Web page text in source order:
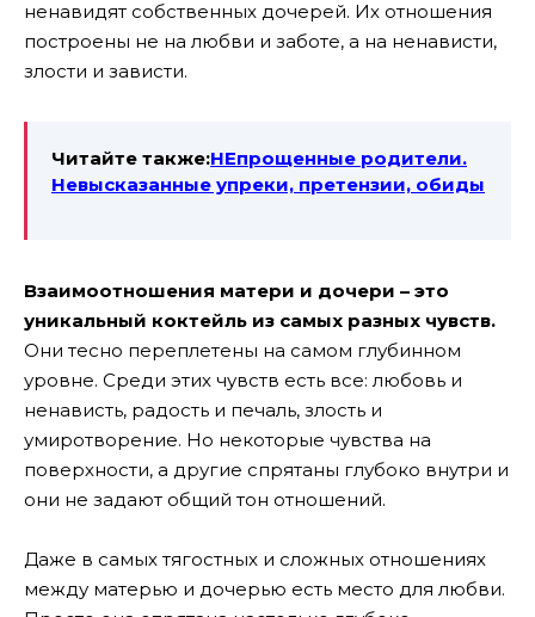
ненавидят собственных дочерей. Их отношения
построены не на любви и заботе, а на ненависти,
злости и зависти.
Читайте также:НЕпрощенные родители.
Невысказанные упреки, претензии, обиды
Взаимоотношения матери и дочери – это
уникальный коктейль из самых разных чувств.
Они тесно переплетены на самом глубинном
уровне. Среди этих чувств есть все: любовь и
ненависть, радость и печаль, злость и
умиротворение. Но некоторые чувства на
поверхности, а другие спрятаны глубоко внутри и
они не задают общий тон отношений.
Даже в самых тягостных и сложных отношениях
между матерью и дочерью есть место для любви.